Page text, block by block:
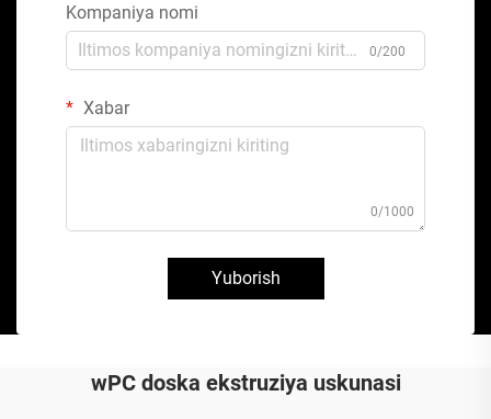
Kompaniya nomi
0/200
Xabar
0/1000
Yuborish
wPC doska ekstruziya uskunasi